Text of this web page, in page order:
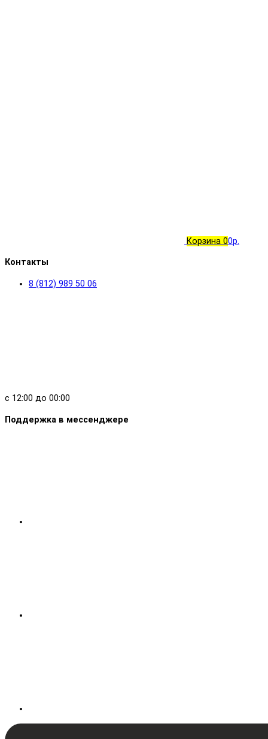
Корзина 00р.
Контакты
8 (812) 989 50 06
с 12:00 до 00:00
Поддержка в мессенджере